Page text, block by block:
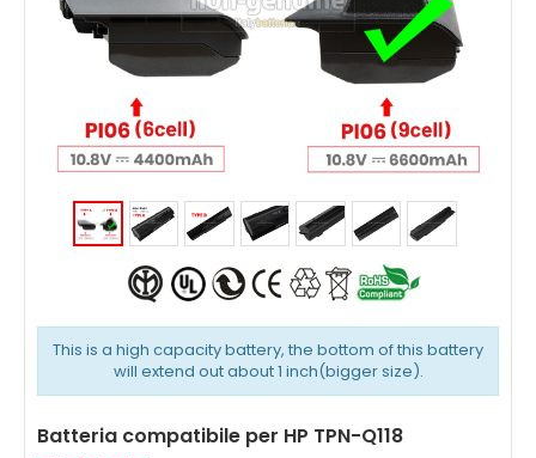
This is a high capacity battery, the bottom of this battery
will extend out about 1 inch(bigger size).
Batteria compatibile per HP TPN-Q118